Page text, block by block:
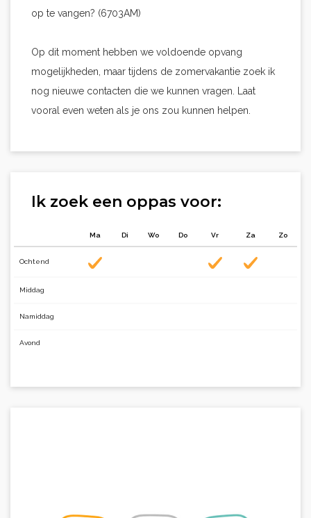
op te vangen? (6703AM)
Op dit moment hebben we voldoende opvang
mogelijkheden, maar tijdens de zomervakantie zoek ik
nog nieuwe contacten die we kunnen vragen. Laat
vooral even weten als je ons zou kunnen helpen.
Ik zoek een oppas voor:
Ma Di Wo Do Vr Za Zo
Ochtend
Middag
Namiddag
Avond